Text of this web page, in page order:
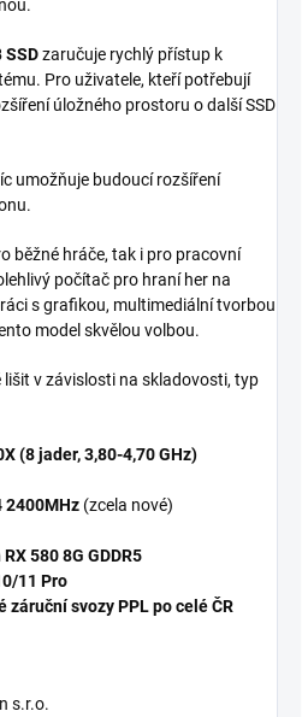
SSDzaručuje rychlý přístup k
Pro uživatele, kteří potřebují
úložného prostoru o další SSD
umožňuje budoucí rozšíření
běžné hráče, tak i pro pracovní
počítač pro hraní her na
s grafikou, multimediální tvorbou
model skvělou volbou.
v závislosti na skladovosti, typ
(8 jader, 3,80-4,70 GHz)
2400MHz (zcela nové)
580 8G GDDR5
11 Pro
záruční svozy PPL po celé ČR
s.r.o.